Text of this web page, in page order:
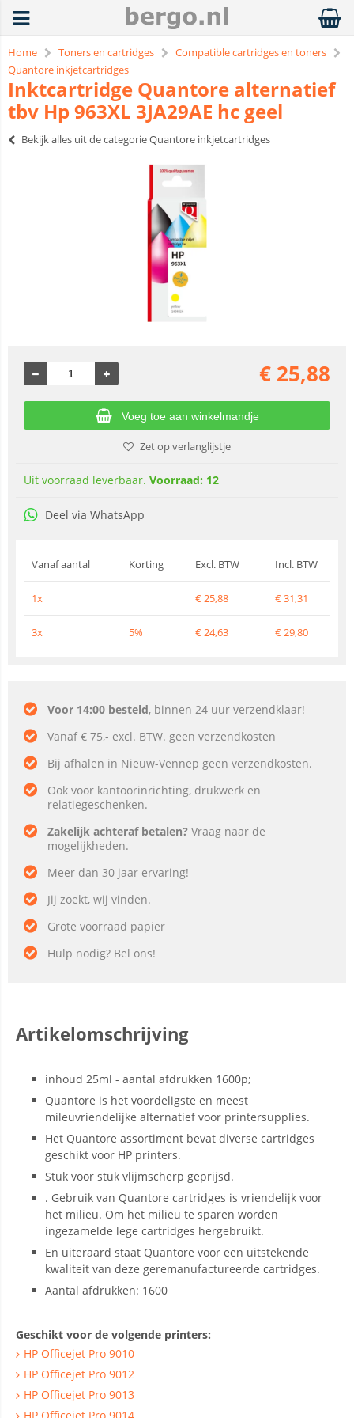
Home Toners en cartridges
Compatible cartridges en toners
Quantore inkjetcartridges
Inktcartridge Quantore alternatief
tbv Hp 963XL 3JA29AE hc geel
Bekijk alles uit de categorie Quantore inkjetcartridges
€ 25,88
Voeg toe aan winkelmandje
Zet op verlanglijstje
Uit voorraad leverbaar. Voorraad: 12
Deel via WhatsApp
Vanaf aantal Korting Excl. BTW Incl. BTW
1x €25,88 €31,31
3x 5% €24,63 €29,80
Voor 14:00 besteld, binnen 24 uur verzendklaar!
Vanaf € 75,- excl. BTW. geen verzendkosten
Bij afhalen in Nieuw-Vennep geen verzendkosten.
Ook voor kantoorinrichting, drukwerk en
relatiegeschenken.
Zakelijk achteraf betalen? Vraag naar de
mogelijkheden.
Meer dan 30 jaar ervaring!
Jij zoekt, wij vinden.
Grote voorraad papier
Hulp nodig? Bel ons!
Artikelomschrijving
inhoud 25ml - aantal afdrukken 1600p;
Quantore is het voordeligste en meest
mileuvriendelijke alternatief voor printersupplies.
Het Quantore assortiment bevat diverse cartridges
geschikt voor HP printers.
Stuk voor stuk vlijmscherp geprijsd.
. Gebruik van Quantore cartridges is vriendelijk voor
het milieu. Om het milieu te sparen worden
ingezamelde lege cartridges hergebruikt.
En uiteraard staat Quantore voor een uitstekende
kwaliteit van deze geremanufactureerde cartridges.
Aantal afdrukken: 1600
Geschikt voor de volgende printers:
HP Officejet Pro 9010
HP Officejet Pro 9012
HP Officejet Pro 9013